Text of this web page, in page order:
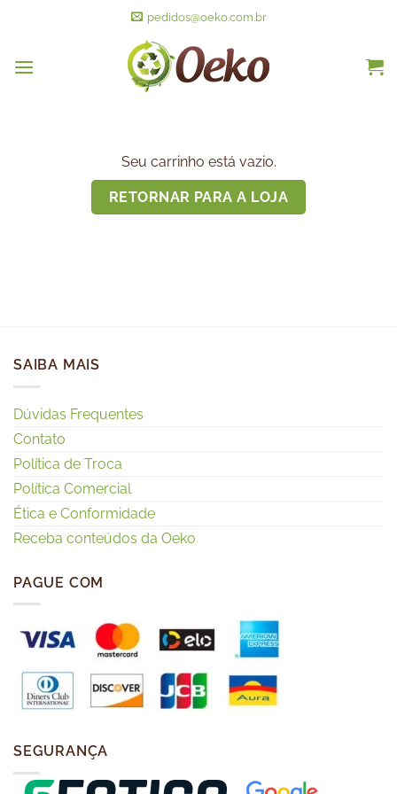
pedidos@oeko.com.br
Seu carrinho está vazio.
RETORNAR PARA A LOJA
SAIBA MAIS
Dúvidas Frequentes
Contato
Política de Troca
Política Comercial
Ética e Conformidade
Receba conteúdos da Oeko
PAGUE COM
SEGURANÇA